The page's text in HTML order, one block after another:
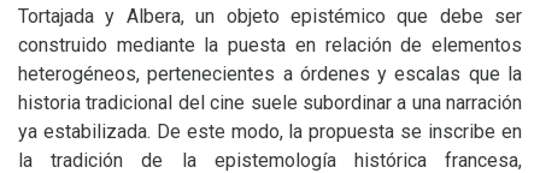
Tortajada y Albera, un objeto epistémico que debe ser
construido mediante la puesta en relación de elementos
heterogéneos, pertenecientes a órdenes y escalas que la
historia tradicional del cine suele subordinar a una narración
ya estabilizada. De este modo, la propuesta se inscribe en
la tradición de la epistemología histórica francesa,